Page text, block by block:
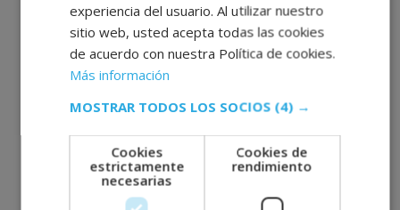
SOLICITA MÁS INFORMACIÓN
nuestros profesionales y empieza aestudiar en línea
Nombre y apellidos*
experiencia del usuario. Al utilizar nuestro
sitio web, usted acepta todas las cookies
de acuerdo con nuestra Política de cookies.
Más información
MOSTRAR TODOS LOS SOCIOS (4) →
Cookies
estrictamente
necesarias
Cookies de
rendimiento